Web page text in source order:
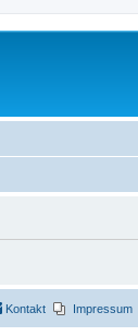
Impressum
Kontakt